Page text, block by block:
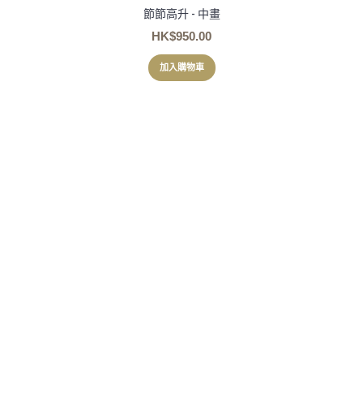
節節高升 - 中畫
HK$950.00
加入購物車